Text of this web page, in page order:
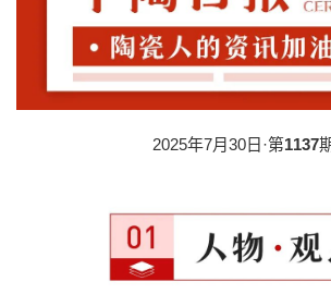
2025年7月30日·第1137